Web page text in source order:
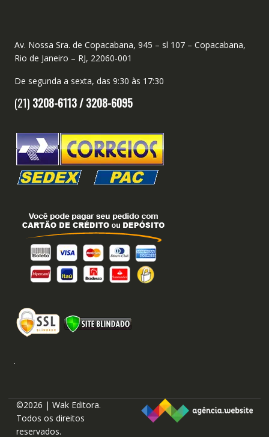
Av. Nossa Sra. de Copacabana, 945 – sl 107 – Copacabana,
Rio de Janeiro – RJ, 22060-001
De segunda a sexta, das 9:30 às 17:30
(21) 3208-6113 /3208-6095
©2026 | Wak Editora.
Todos os direitos
reservados.